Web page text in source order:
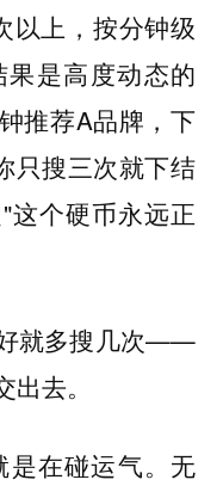
以上，按分钟级
是高度动态的
推荐A品牌，下
只搜三次就下结
这个硬币永远正
就多搜几次——
去。
是在碰运气。无